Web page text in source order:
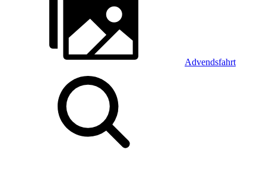
Advendsfahrt